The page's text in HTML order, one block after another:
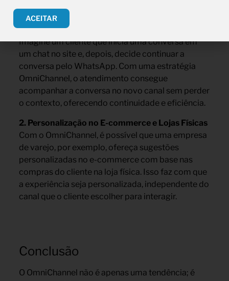
Cliente
1. Atendimento Integrado em Múltiplos Canais
Imagine um cliente que inicia uma conversa em
um chat no site e, depois, decide continuar a
conversa pelo WhatsApp. Com uma estratégia
OmniChannel, o atendimento consegue
acompanhar a conversa no novo canal sem perder
o contexto, oferecendo continuidade e eficiência.
2. Personalização no E-commerce e Lojas Físicas
Com o OmniChannel, é possível que uma empresa
de varejo, por exemplo, ofereça sugestões
personalizadas no e-commerce com base nas
compras do cliente na loja física. Isso faz com que
a experiência seja personalizada, independente do
canal que o cliente escolher para interagir.
Conclusão
O OmniChannel não é apenas uma tendência; é
ACEITAR